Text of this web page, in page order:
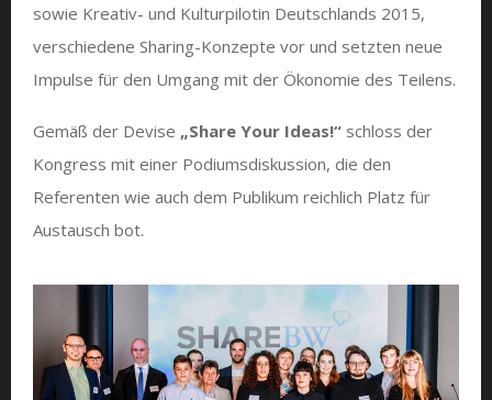
sowie Kreativ- und Kulturpilotin Deutschlands 2015,
verschiedene Sharing-Konzepte vor und setzten neue
Impulse für den Umgang mit der Ökonomie des Teilens.
Gemäß der Devise „Share Your Ideas!“ schloss der
Kongress mit einer Podiumsdiskussion, die den
Referenten wie auch dem Publikum reichlich Platz für
Austausch bot.